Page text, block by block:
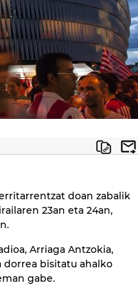
doan zabalik
23an eta 24an,
Arriaga Antzokia,
dorrea bisitatu ahalko
gabe.